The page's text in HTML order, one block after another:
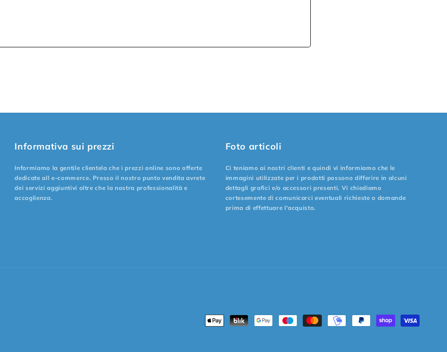
Informativa sui prezzi
Informiamo la gentile clientela che i prezzi online sono offerte
dedicate all e-commerce. Presso il nostro punto vendita avrete
dei servizi aggiuntivi oltre che la nostra professionalità e
accoglienza.
Foto articoli
Ci teniamo ai nostri clienti e quindi vi informiamo che le
immagini utilizzate per i prodotti possono differire in alcuni
dettagli grafici e/o accessori presenti. Vi chiediamo
cortesemente di comunicarci eventuali richieste o domande
prima di effettuare l'acquisto.
Metodi